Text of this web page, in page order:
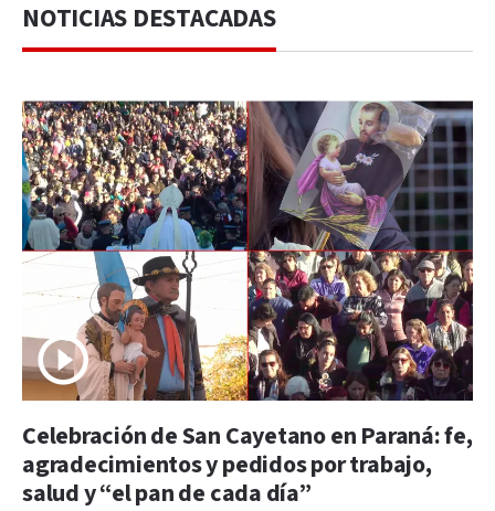
NOTICIAS DESTACADAS
Celebración de San Cayetano en Paraná: fe,
agradecimientos y pedidos por trabajo,
salud y “el pan de cada día”